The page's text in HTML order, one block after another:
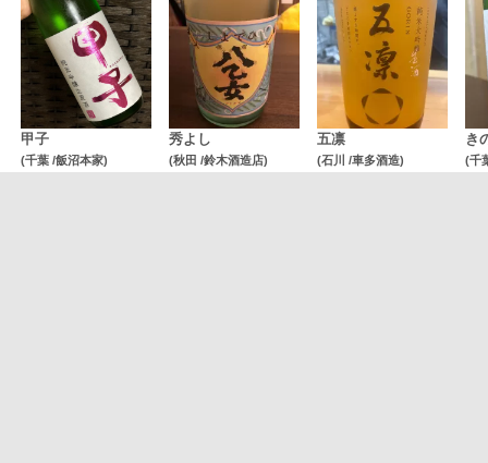
甲子
(千葉 /飯沼本家)
秀よし
(秋田 /鈴木酒造店)
五凛
(石川 /車多酒造)
き
(千